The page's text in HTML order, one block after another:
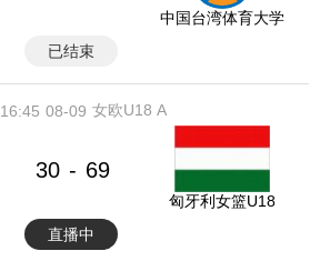
中国台湾体育大学
已结束
08-09
16:45 女欧U18 A
30 - 69
匈牙利女篮U18
直播中